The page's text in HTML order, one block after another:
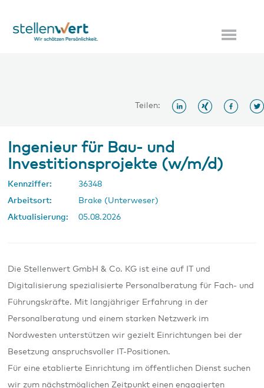
Teilen:
Ingenieur für Bau- und
Investitionsprojekte (w/m/d)
Kennziffer:
36348
Arbeitsort:
Brake (Unterweser)
Aktualisierung:
05.08.2026
Die Stellenwert GmbH & Co. KG ist eine auf IT und
Digitalisierung spezialisierte Personalberatung für Fach- und
Führungskräfte. Mit langjähriger Erfahrung in der
Personalberatung und einem starken Netzwerk im
Nordwesten unterstützen wir gezielt Einrichtungen bei der
Besetzung anspruchsvoller IT-Positionen.
Für eine etablierte Einrichtung im öffentlichen Dienst suchen
wir zum nächstmöglichen Zeitpunkt einen engagierten